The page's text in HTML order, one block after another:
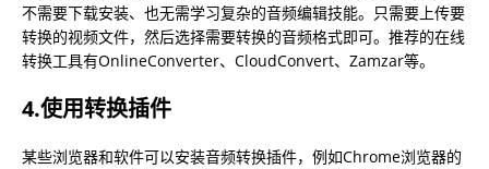
不需要下载安装、也无需学习复杂的音频编辑技能。只需要上传要
转换的视频文件，然后选择需要转换的音频格式即可。推荐的在线
转换工具有OnlineConverter、CloudConvert、Zamzar等。
4.使用转换插件
某些浏览器和软件可以安装音频转换插件，例如Chrome浏览器的